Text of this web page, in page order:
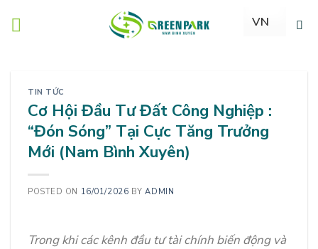
TIN TỨC
Cơ Hội Đầu Tư Đất Công Nghiệp :
“Đón Sóng” Tại Cực Tăng Trưởng
Mới (Nam Bình Xuyên)
POSTED ON 16/01/2026 BYADMIN
Trong khi các kênh đầu tư tài chính biến động và